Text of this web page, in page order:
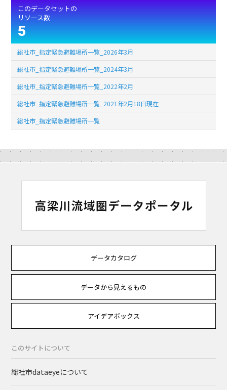
このデータセットの
リソース数
5
総社市_指定緊急避難場所一覧_2026年3月
総社市_指定緊急避難場所一覧_2024年3月
総社市_指定緊急避難場所一覧_2022年2月
総社市_指定緊急避難場所一覧_2021年2月18日現在
総社市_指定緊急避難場所一覧
データカタログ
データから見えるもの
アイデアボックス
このサイトについて
総社市dataeyeについて